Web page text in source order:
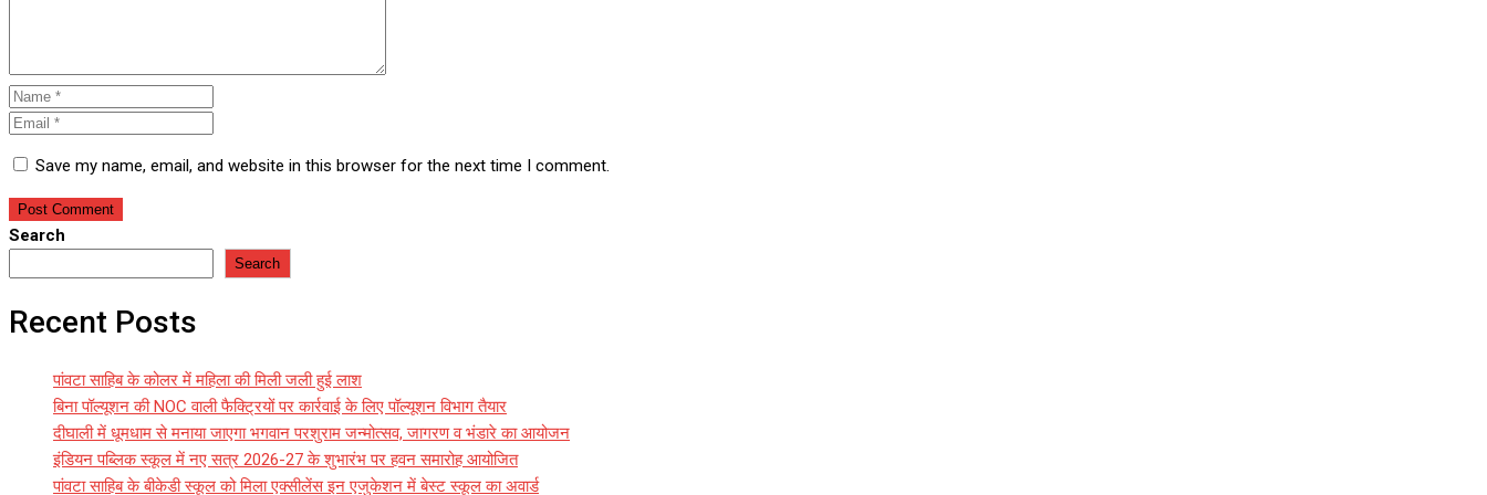
Save my name, email, and website in this browser for the next time I comment.
Search
Search
Recent Posts
पांवटा साहिब के कोलर में महिला की मिली जली हुई लाश
बिना पॉल्यूशन की NOC वाली फैक्ट्रियों पर कार्रवाई के लिए पॉल्यूशन विभाग तैयार
दीघाली में धूमधाम से मनाया जाएगा भगवान परशुराम जन्मोत्सव, जागरण व भंडारे का आयोजन
इंडियन पब्लिक स्कूल में नए सत्र 2026-27 के शुभारंभ पर हवन समारोह आयोजित
पांवटा साहिब के बीकेडी स्कूल को मिला एक्सीलेंस इन एजुकेशन में बेस्ट स्कूल का अवार्ड